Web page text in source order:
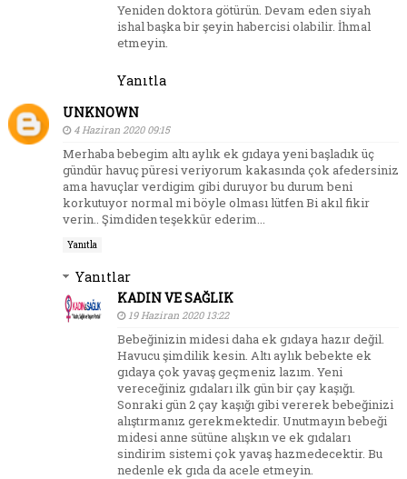
Yeniden doktora götürün. Devam eden siyah
ishal başka bir şeyin habercisi olabilir. İhmal
etmeyin.
Yanıtla
UNKNOWN
4 Haziran 2020 09:15
Merhaba bebegim altı aylık ek gıdaya yeni başladık üç
gündür havuç püresi veriyorum kakasında çok afedersiniz
ama havuçlar verdigim gibi duruyor bu durum beni
korkutuyor normal mi böyle olması lütfen Bi akıl fikir
verin.. Şimdiden teşekkür ederim...
Yanıtla
Yanıtlar
KADIN VE SAĞLIK
19 Haziran 2020 13:22
Bebeğinizin midesi daha ek gıdaya hazır değil.
Havucu şimdilik kesin. Altı aylık bebekte ek
gıdaya çok yavaş geçmeniz lazım. Yeni
vereceğiniz gıdaları ilk gün bir çay kaşığı.
Sonraki gün 2 çay kaşığı gibi vererek bebeğinizi
alıştırmanız gerekmektedir. Unutmayın bebeği
midesi anne sütüne alışkın ve ek gıdaları
sindirim sistemi çok yavaş hazmedecektir. Bu
nedenle ek gıda da acele etmeyin.